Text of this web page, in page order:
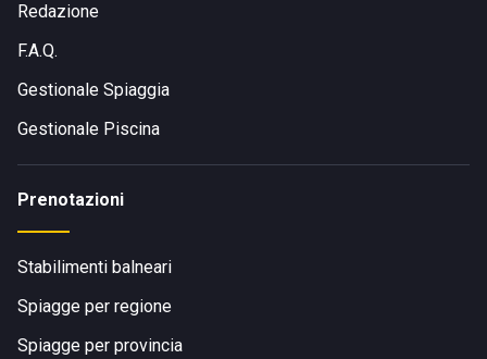
Redazione
F.A.Q.
Gestionale Spiaggia
Gestionale Piscina
Prenotazioni
Stabilimenti balneari
Spiagge per regione
Spiagge per provincia